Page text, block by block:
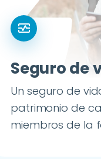
monitor_heart
Seguro de
Un seguro de
patrimonio de
miembros de la